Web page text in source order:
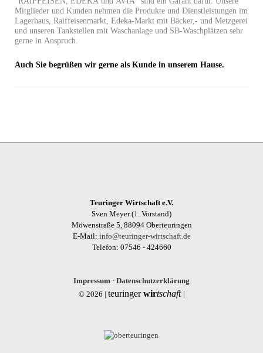
Mitglieder und Kunden nehmen die Produkte und Dienstleistungen im
Lagerhaus, Raiffeisenmarkt, Edeka-Markt mit Bäcker,- und Metzgerei
und unseren Tankstellen mit Waschanlage und SB-Waschplätzen sehr
gerne in Anspruch.
Auch Sie begrüßen wir gerne als Kunde in unserem Hause.
Teuringer Wirtschaft e.V.
Sven Meyer (1. Vorstand)
Möwenstraße 5, 88094 Oberteuringen
E-Mail: info@teuringer-wirtschaft.de
Telefon: 07546 - 424660
Impressum · Datenschutzerklärung
© 2026 | teuringerwirtschaft